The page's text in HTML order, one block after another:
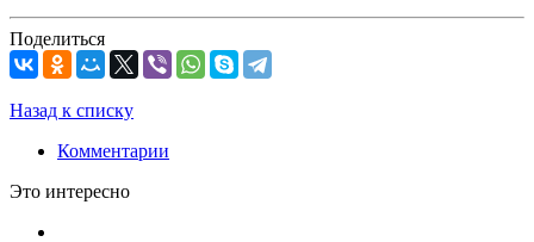
Поделиться
Назад к списку
Комментарии
Это интересно